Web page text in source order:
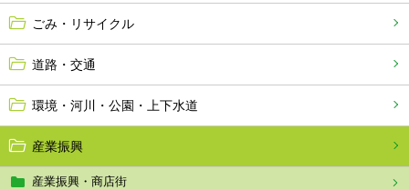
ごみ・リサイクル
道路・交通
環境・河川・公園・上下水道
産業振興
産業振興・商店街